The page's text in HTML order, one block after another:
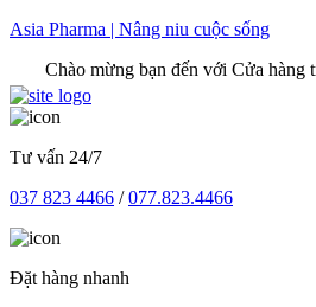
Skip
content
Asia Pharma | Nâng niu cuộc sống
mừng bạn đến với Cửa hàng trực
Tư vấn 24/7
037 823 4466 /077.823.4466
Đặt hàng nhanh